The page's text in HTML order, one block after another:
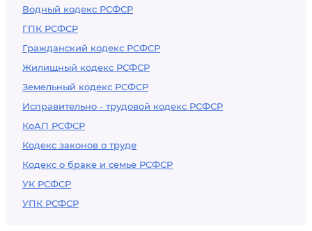
Водный кодекс РСФСР
ГПК РСФСР
Гражданский кодекс РСФСР
Жилищный кодекс РСФСР
Земельный кодекс РСФСР
Исправительно - трудовой кодекс РСФСР
КоАП РСФСР
Кодекс законов о труде
Кодекс о браке и семье РСФСР
УК РСФСР
УПК РСФСР